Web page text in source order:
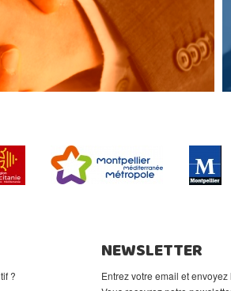
?
NEWSLETTER
Entrez votre email et envoyez